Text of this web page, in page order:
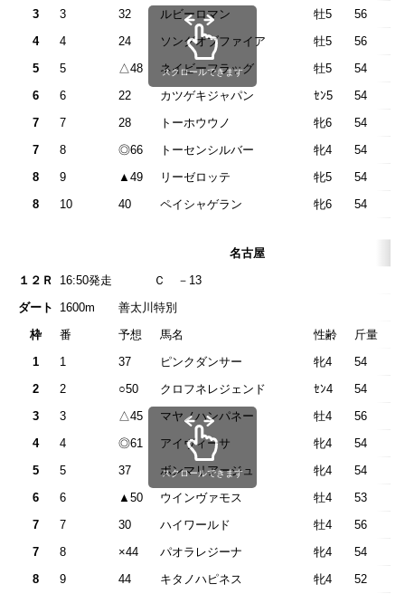
3 3 32 ルビーロマン 牡5 56
4
4 24 ソングオブファイア 牡5 56
5
5 △48 ネイビーフラッグ 牡5 54
6
6 22 カツゲキジャパン ｾﾝ5 54
7
7 28 トーホウウノ 牝6 54
7
8 ◎66 トーセンシルバー 牝4 54
8
9 ▲49 リーゼロッテ 牝5 54
8
10 40 ペイシャゲラン 牝6 54
スクロールできます
名古屋
１２Ｒ
16:50発走
Ｃ －
ダート
1600m
善太川特別
枠
番 予想 馬名 性齢 斤量
1
1 37 ピンクダンサー 牝4 54
2
2 ○50 クロフネレジェンド ｾﾝ4 54
3
3 △45 マヤノハンパネー 牡4 56
4
4 ◎61 アイヴィーサ 牝4 54
5
5 37 ボンマリアージュ 牝4 54
6
6 ▲50 ウインヴァモス 牡4 53
7
7 30 ハイワールド 牡4 56
7
8 ×44 パオラレジーナ 牝4 54
8
9 44 キタノハピネス 牝4 52
スクロールできます